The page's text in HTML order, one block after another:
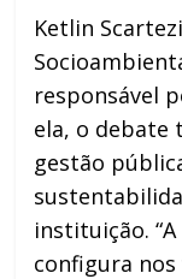
Ketlin
responsável
ela, o debate
gestão
instituição.
configura